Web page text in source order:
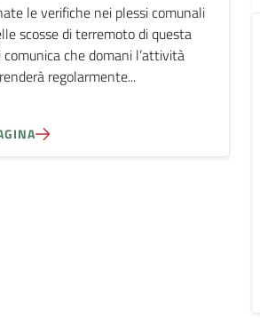
le verifiche nei plessi comunali
scosse di terremoto di questa
che domani l’attività
regolarmente...